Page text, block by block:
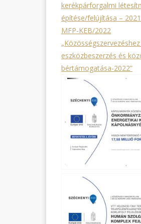
kerékpárforgalmi
építése/felújítása –
MFP-KEB/2022
eszközbeszerzés és
bértámogatása-2022”